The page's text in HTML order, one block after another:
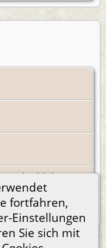
fortfahren,
Einstellungen
Sie sich mit
(kirchlich)
Randow,